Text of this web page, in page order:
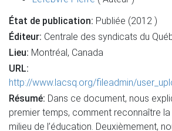
État de publication: Publiée (2012 )
Éditeur: Centrale des syndicats du
Lieu: Montréal, Canada
URL:
http://www.lacsq.org/fileadmin/
Résumé: Dans ce document, nous
premier temps, comment reconnaître
milieu de l’éducation. Deuxièmement,